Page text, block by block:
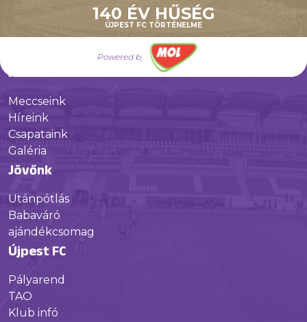
140 ÉV HŰSÉG
ÚJPEST FC TÖRTÉNELME
Powered by
Múltunk
Jelenünk
Meccseink
Híreink
Csapataink
Galéria
Jövőnk
Utánpótlás
Babaváró
ajándékcsomag
Újpest FC
Pályarend
TAO
Klub infó